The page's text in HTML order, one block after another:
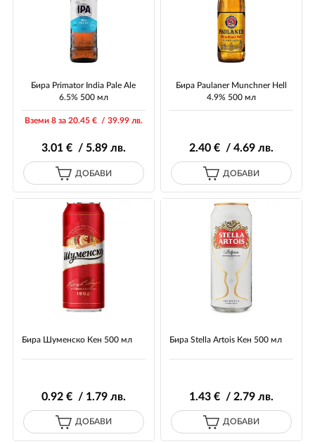
Бира Primator India Pale Ale
6.5% 500 мл
Вземи 8 за 20.45€ / 39.99лв.
3.01€ / 5.89лв.
ДОБАВИ
Бира Paulaner Munchner Hell
4.9% 500 мл
2.40 € / 4.69 лв.
ДОБАВИ
Бира Шуменско Кен 500 мл
0.92€ / 1.79лв.
ДОБАВИ
Бира Stella Artois Кен 500 мл
1.43 € / 2.79 лв.
ДОБАВИ